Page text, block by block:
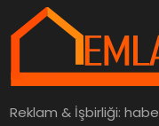
SPOR
Reklam & İşbirliği: